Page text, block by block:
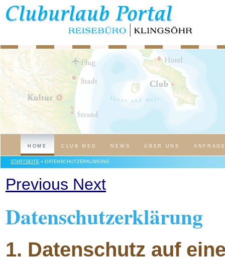
HOME CLUB MED NEWS ÜBER UNS
STARTSEITE » DATENSCHUTZERKLÄRUNG
Previous Next
Datenschutz­erklärung
1. Datenschutz auf